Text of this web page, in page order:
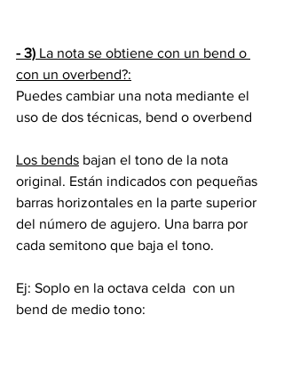
- 3) La nota se obtiene con un bend o
con un overbend?:
Puedes cambiar una nota mediante el
uso de dos técnicas, bend o overbend
Los bends bajan el tono de la nota
original. Están indicados con pequeñas
barras horizontales en la parte superior
del número de agujero. Una barra por
cada semitono que baja el tono.
Ej: Soplo en la octava celda  con un
bend de medio tono: